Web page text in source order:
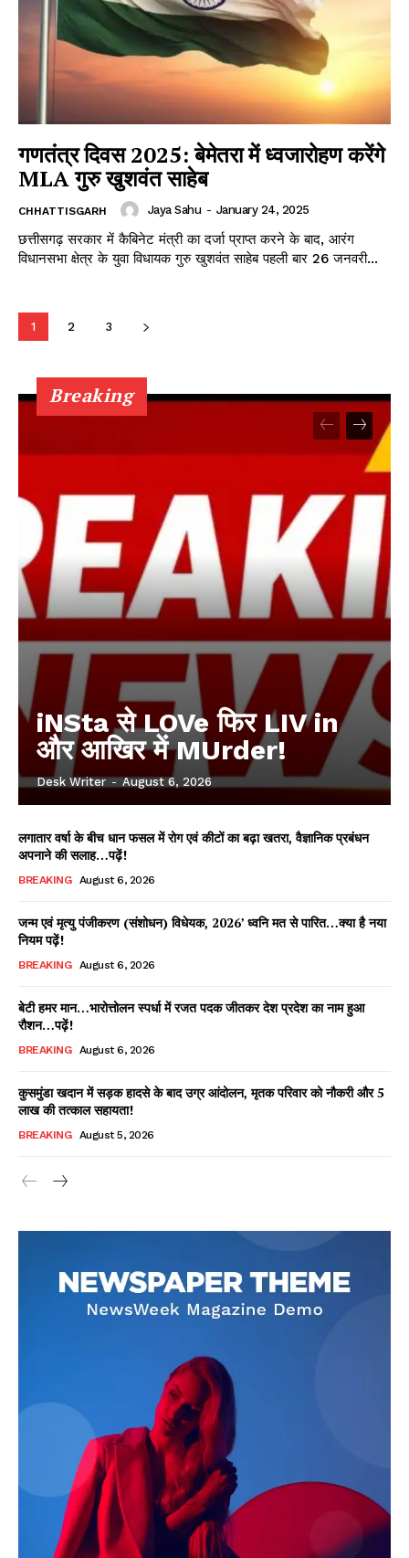
गणतंत्र दिवस 2025: बेमेतरा में ध्वजारोहण करेंगे
MLA गुरु खुशवंत साहेब
CHHATTISGARH Jaya Sahu - January 24, 2025
छत्तीसगढ़ सरकार में कैबिनेट मंत्री का दर्जा प्राप्त करने के बाद, आरंग
विधानसभा क्षेत्र के युवा विधायक गुरु खुशवंत साहेब पहली बार 26 जनवरी...
1 2 3
Breaking
iNSta से LOVe फिर LIV in
और आखिर में MUrder!
Desk Writer - August 6, 2026
लगातार वर्षा के बीच धान फसल में रोग एवं कीटों का बढ़ा खतरा, वैज्ञानिक प्रबंधन
अपनाने की सलाह…पढ़ें!
BREAKING August 6, 2026
जन्म एवं मृत्यु पंजीकरण (संशोधन) विधेयक, 2026’ ध्वनि मत से पारित…क्या है नया
नियम पढ़ें!
BREAKING August 6, 2026
बेटी हमर मान…भारोत्तोलन स्पर्धा में रजत पदक जीतकर देश प्रदेश का नाम हुआ
रौशन…पढ़ें!
BREAKING August 6, 2026
कुसमुंडा खदान में सड़क हादसे के बाद उग्र आंदोलन, मृतक परिवार को नौकरी और 5
लाख की तत्काल सहायता!
BREAKING August 5, 2026